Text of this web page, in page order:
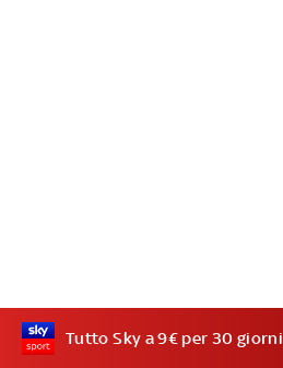
Tutto Sky a 9€ per 30 giorni